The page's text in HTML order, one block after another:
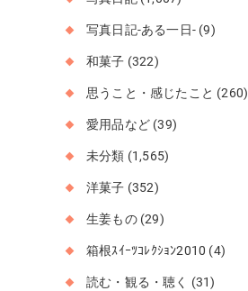
写真日記-ある一日- (9)
和菓子 (322)
思うこと・感じたこと (260)
愛用品など (39)
未分類 (1,565)
洋菓子 (352)
生姜もの(29)
箱根ｽｲｰﾂｺﾚｸｼｮﾝ2010 (4)
読む・観る・聴く (31)